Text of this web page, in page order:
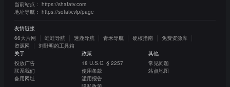
当前站点： https://shafatv.com
地址导航： https://sofatv.vip/page
友情链接
66大片网
蛙蛙导航 迷鹿导航 青禾导航 硬核指南
免费资源库
资源网
刘野明的工具箱
关于
投放广告
联系我们
备用网址
政策
18 U.S.C. § 2257
使用条款
滥用报告
其他
常见问题
站点地图